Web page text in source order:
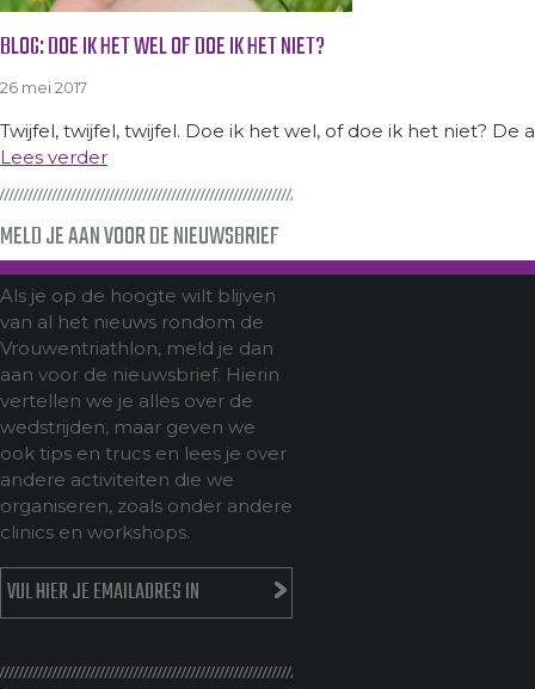
BLOG: DOE IK HET WEL OF DOE IK HET NIET?
26 mei 2017
Twijfel, twijfel, twijfel. Doe ik het wel, of doe ik het niet?
Lees verder
MELD JE AAN VOOR DE NIEUWSBRIEF
Als je op de hoogte wilt blijven
van al het nieuws rondom de
Vrouwentriathlon, meld je dan
aan voor de nieuwsbrief. Hierin
vertellen we je alles over de
wedstrijden, maar geven we
ook tips en trucs en lees je over
andere activiteiten die we
organiseren, zoals onder andere
clinics en workshops.